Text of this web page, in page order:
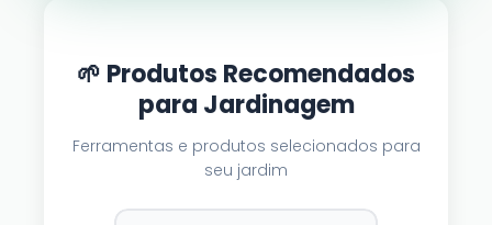
🌱 Produtos Recomendados
para Jardinagem
Ferramentas e produtos selecionados para
seu jardim